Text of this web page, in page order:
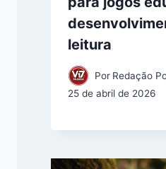
leitura
Por Redação
25 de abril de 2026